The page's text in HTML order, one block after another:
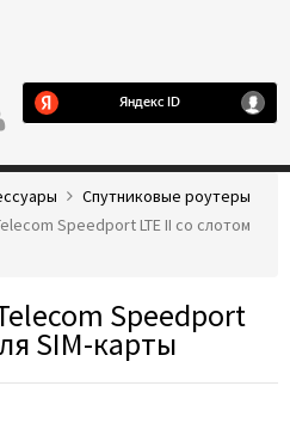
Спутниковые роутеры
Speedport LTE II со слотом
Speedport
SIM-карты